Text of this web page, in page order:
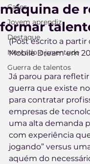
Cases
Jovem aprendiz
Destaque
Mercado e juventude
Guerra de talentos
máquina de
formar
(Post escrito a partir
Mobile Dream em
Já parou para
guerra que existe
para contratar
empresas de
uma alta demanda
com experiência
jogando” versus
aquém do